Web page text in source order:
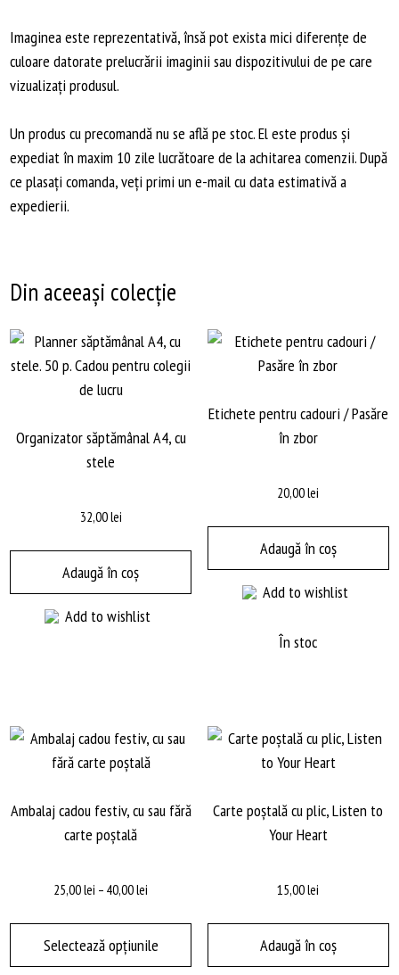
Imaginea este reprezentativă, însă pot exista mici diferențe de
culoare datorate prelucrării imaginii sau dispozitivului de pe care
vizualizați produsul.
Un produs cu precomandă nu se află pe stoc. El este produs și
expediat în maxim 10 zile lucrătoare de la achitarea comenzii. După
ce plasați comanda, veți primi un e-mail cu data estimativă a
expedierii.
Din aceeași colecție
Organizator săptămânal A4, cu
stele
32,00lei
Adaugă în coș
Add to wishlist
Etichete pentru cadouri / Pasăre
în zbor
20,00lei
Adaugă în coș
Add to wishlist
În stoc
Ambalaj cadou festiv, cu sau fără
carte poștală
25,00lei – 40,00lei
prețuri:
25,00 lei
până
Selectează opțiunile
Acest
are
Carte poștală cu plic, Listen to
Your Heart
15,00lei
Adaugă în coș